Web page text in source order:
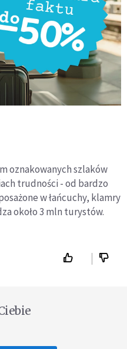
oznakowanych szlaków
trudności - od bardzo
w łańcuchy, klamry
około 3 mln turystów.